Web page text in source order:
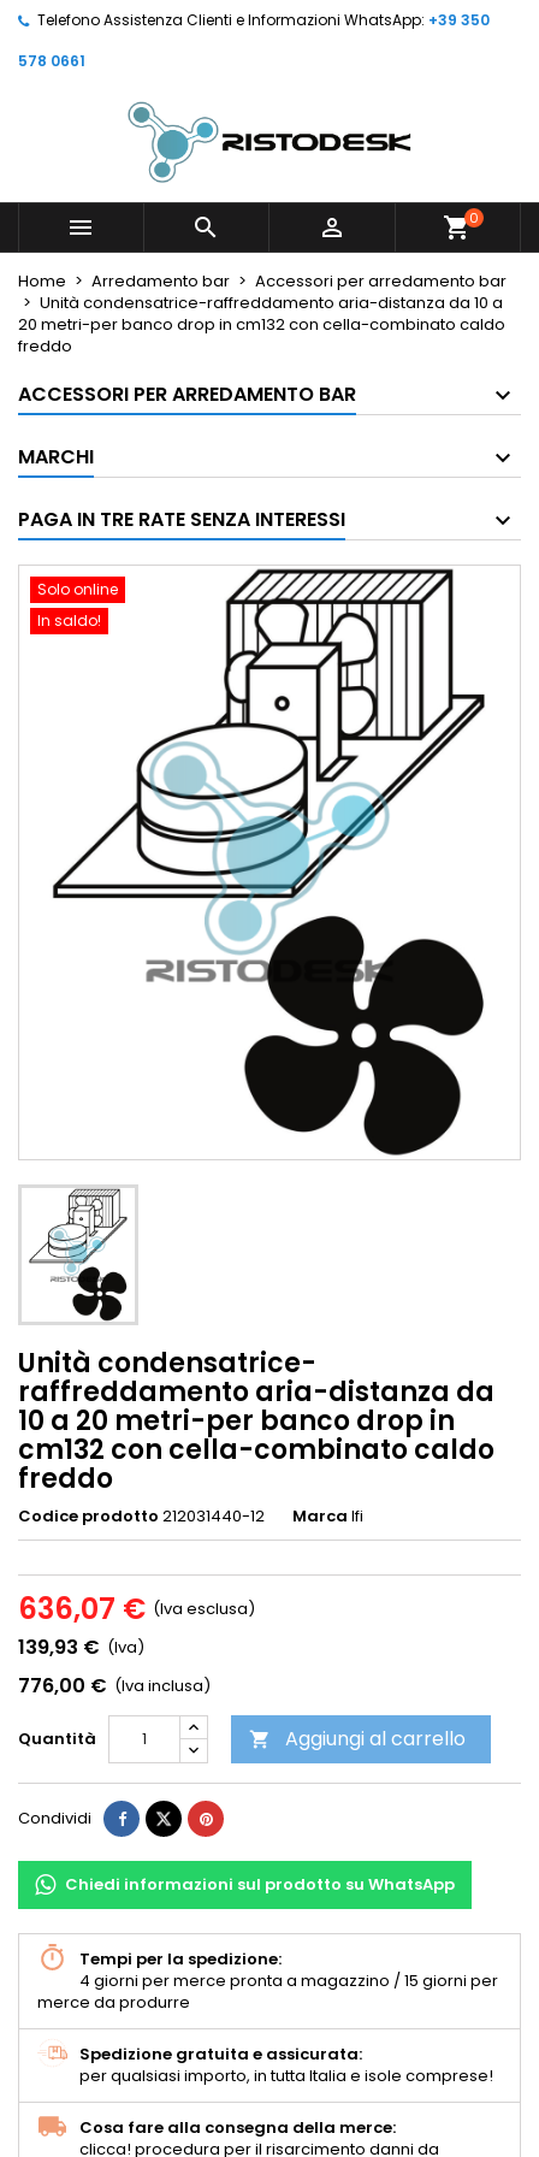
Telefono Assistenza Clienti e Informazioni WhatsApp: +39 350
578 0661
   shopping_cart0
Home Arredamento bar
Accessori per arredamento bar
Unità condensatrice-raffreddamento aria-distanza da 10 a
20 metri-per banco drop in cm132 con cella-combinato caldo
freddo
ACCESSORI PER ARREDAMENTO BAR
MARCHI
PAGA IN TRE RATE SENZA INTERESSI
Solo online
In saldo!
Unità condensatrice-
raffreddamento aria-distanza da
10 a 20 metri-per banco drop in
cm132 con cella-combinato caldo
freddo
Codice prodotto 212031440-12 Marca Ifi
636,07 € (Iva esclusa)
139,93 € (Iva)
776,00 € (Iva inclusa)
Quantità  Aggiungi al carrello
Condividi
Chiedi informazioni sul prodotto su WhatsApp
Tempi per la spedizione:
4 giorni per merce pronta a magazzino / 15 giorni per
merce da produrre
Spedizione gratuita e assicurata:
per qualsiasi importo, in tutta Italia e isole comprese!
Cosa fare alla consegna della merce:
clicca! procedura per il risarcimento danni da